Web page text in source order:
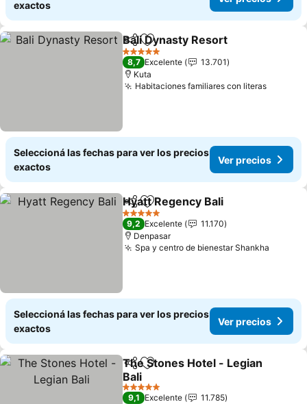
exactos
CompartirAñadir a favoritos
Bali Dynasty Resort
5 Estrellas
8,7 Excelente
13.701
Kuta
Habitaciones familiares con literasVer
Seleccioná las fechas para ver los precios
exactos
Ver precios
CompartirAñadir a favoritos
Hyatt Regency Bali
5 Estrellas
9,2 Excelente
11.170
Denpasar
Spa y centro de bienestar Shankha
Seleccioná las fechas para ver los precios
exactos
Ver precios
Compartir
Añadir a favoritos
The Stones Hotel - Legian
Bali
Ver precios
5 Estrellas
9,1 Excelente
11.785